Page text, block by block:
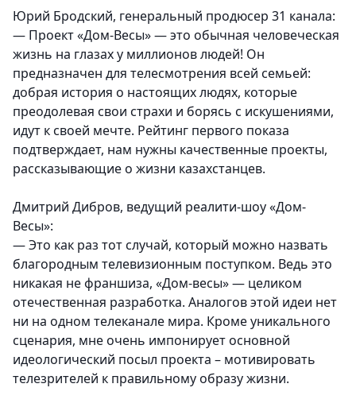
Юрий Бродский, генеральный продюсер 31 канала:
— Проект «Дом-Весы» — это обычная человеческая
жизнь на глазах у миллионов людей! Он
предназначен для телесмотрения всей семьей:
добрая история о настоящих людях, которые
преодолевая свои страхи и борясь с искушениями,
идут к своей мечте. Рейтинг первого показа
подтверждает, нам нужны качественные проекты,
рассказывающие о жизни казахстанцев.
Дмитрий Дибров, ведущий реалити-шоу «Дом-
Весы»:
— Это как раз тот случай, который можно назвать
благородным телевизионным поступком. Ведь это
никакая не франшиза, «Дом-весы» — целиком
отечественная разработка. Аналогов этой идеи нет
ни на одном телеканале мира. Кроме уникального
сценария, мне очень импонирует основной
идеологический посыл проекта – мотивировать
телезрителей к правильному образу жизни.